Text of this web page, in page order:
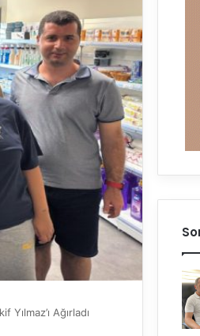
Ağırladı